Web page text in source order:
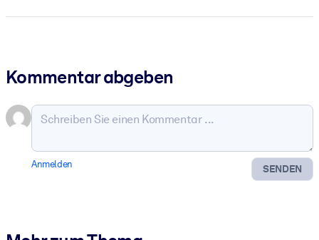
Kommentar abgeben
SENDEN
Anmelden